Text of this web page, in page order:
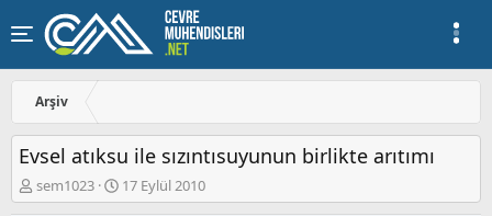
Arşiv
Evsel atıksu ile sızıntısuyunun birlikte arıtımı
K
o
sem1023
B
a
17 Eylül 2010